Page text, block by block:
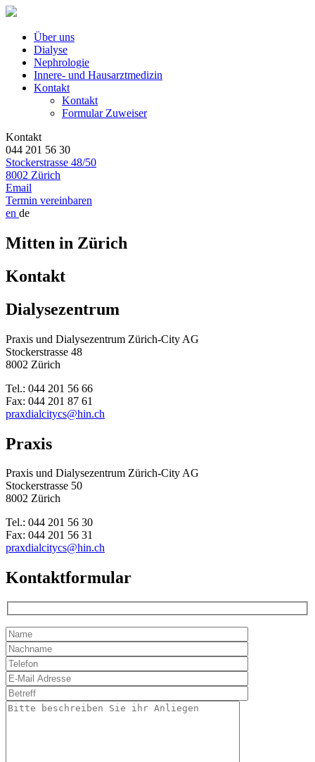
Über uns
Dialyse
Nephrologie
Innere- und Hausarztmedizin
Kontakt
Kontakt
Formular Zuweiser
Kontakt
044 201 56 30
Stockerstrasse 48/50
8002 Zürich
Email
Termin vereinbaren
en de
Mitten in Zürich
Kontakt
Dialysezentrum
Praxis und Dialysezentrum Zürich-City AG
Stockerstrasse 48
8002 Zürich
Tel.: 044 201 56 66
Fax: 044 201 87 61
praxdialcitycs@hin.ch
Praxis
Praxis und Dialysezentrum Zürich-City AG
Stockerstrasse 50
8002 Zürich
Tel.: 044 201 56 30
Fax: 044 201 56 31
praxdialcitycs@hin.ch
Kontaktformular